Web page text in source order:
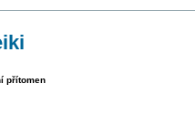
přítomen